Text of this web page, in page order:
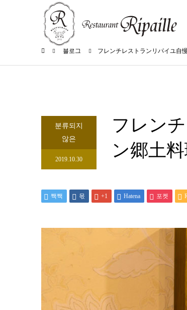
블로그 フレンチレストランリパイユ自
분류되지
않은
2019.10.30
フレン
ン郷土
짹짹 몫 +1 Hatena 포켓